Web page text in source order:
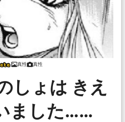
真性 真性
しょは きえ
ました……